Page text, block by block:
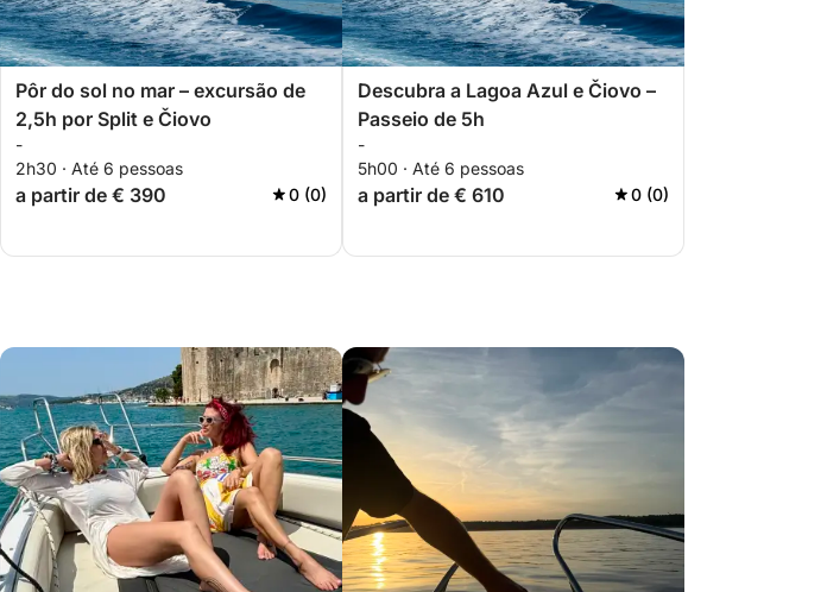
Pôr do sol no mar – excursão de
2,5h por Split e Čiovo
-
2h30 · Até 6 pessoas
a partir de € 390 0 (0)
Descubra a Lagoa Azul e Čiovo –
Passeio de 5h
-
5h00 · Até 6 pessoas
a partir de € 610 0 (0)